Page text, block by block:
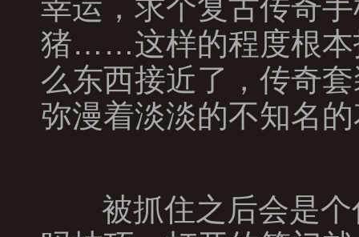
幸运，求个复古传奇
猪……这样的程度根本
么东西接近了，传奇
弥漫着淡淡的不知名
被抓住之后会是个